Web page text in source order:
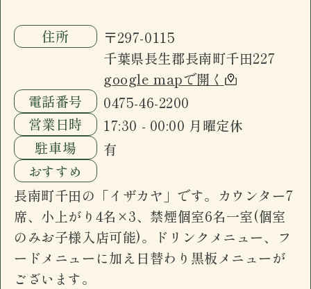
住所
〒297-0115
千葉県長生郡長南町千田227
google mapで開く
電話番号
0475-46-2200
営業日時
17:30 - 00:00 月曜定休
駐車場
有
おすすめ
長南町千田の「イザカヤ」です。カウンター7
席、小上がり4名×3、禁煙個室6名一室(個室
のみお子様入店可能)。ドリンクメニュー、フ
ードメニューに加え日替わり黒板メニューが
ございます。